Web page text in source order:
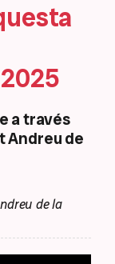
a través
Andreu de
de la